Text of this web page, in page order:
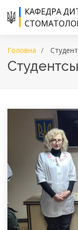
КАФЕДРА
Головна